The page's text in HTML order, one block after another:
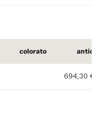
colorato
694,30 €